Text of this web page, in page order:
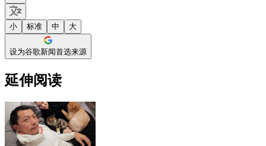
小 标准 中 大
设为谷歌新闻首选来源
延伸阅读